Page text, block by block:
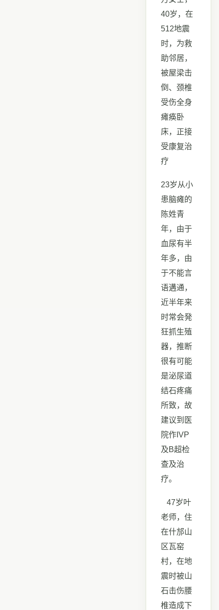
40岁，在
512地震
时，为救
助邻居，
被屋梁击
倒、颈椎
受伤全身
瘫痪卧
床，正接
受康复治
疗
23岁从小
患脑瘫的
陈姓青
年，由于
血尿有半
年多，由
于不能言
语遘通，
近半年来
时常会発
狂抓生殖
器，推断
很有可能
是泌尿道
结石疼痛
所致，故
建议到医
院作IVP
及B超检
查及治
疗。
47岁叶
老师，住
在什邡山
区瓦窑
村，在地
震时被山
石击伤腰
椎造成下